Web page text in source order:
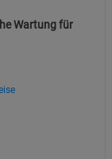
Wartung für